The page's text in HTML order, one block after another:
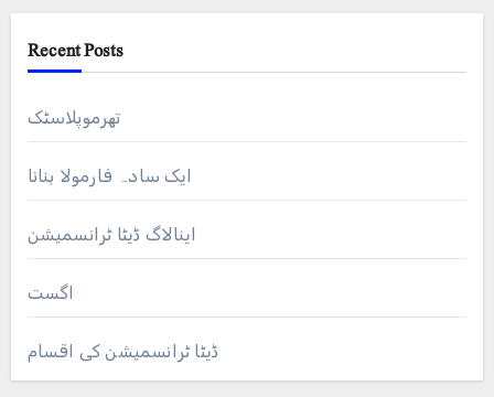
Recent Posts
تھرموپلاسٹک
ایک سادہ فارمولا بنانا
اینالاگ ڈیٹا ٹرانسمیشن
اگست
ڈیٹا ٹرانسمیشن کی اقسام